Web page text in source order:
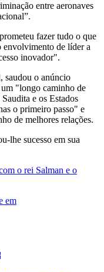
entre aeronaves
fazer tudo o que
de líder a
inovador".
saudou o anúncio
um "longo caminho de
e os Estados
o primeiro passo" e
de melhores relações.
lhe sucesso em sua
o rei Salman e o
em